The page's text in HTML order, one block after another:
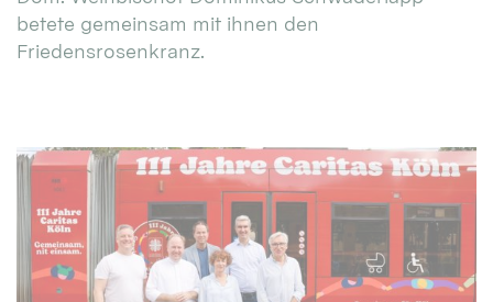
betete gemeinsam mit ihnen den
Friedensrosenkranz.